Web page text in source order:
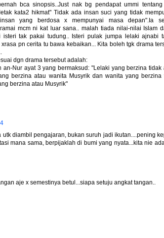
bca sinopsis..Just nak bg pendapat ummi tentang
kata2 hikmat" Tidak ada insan suci yang tidak
yang berdosa x mempunyai masa depan".Ia
mcm ni kat luar sana.. malah tiada nilai-nilai Islam
isteri tak pakai tudung.. Isteri pulak jumpa lelaki ajnabi
pn cerita tu bawa kebaikan... Kita boleh tgk drama
dgn drama tersebut adalah:
an-Nur ayat 3 yang bermaksud: "Lelaki yang berzina tidak
berzina atau wanita Musyrik dan wanita yang berzina
berzina atau Musyrik"
diambil pengajaran, bukan suruh jadi ikutan....pening
mana sama, berpijaklah di bumi yang nyata...kita nie
aje x semestinya betul...siapa setuju angkat tangan..